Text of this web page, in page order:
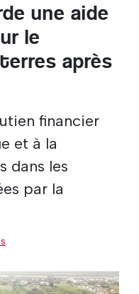
une aide
le
après
financier
et à la
dans les
par la